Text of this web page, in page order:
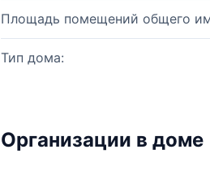
Площадь помещений общего
Тип дома:
Организации в доме